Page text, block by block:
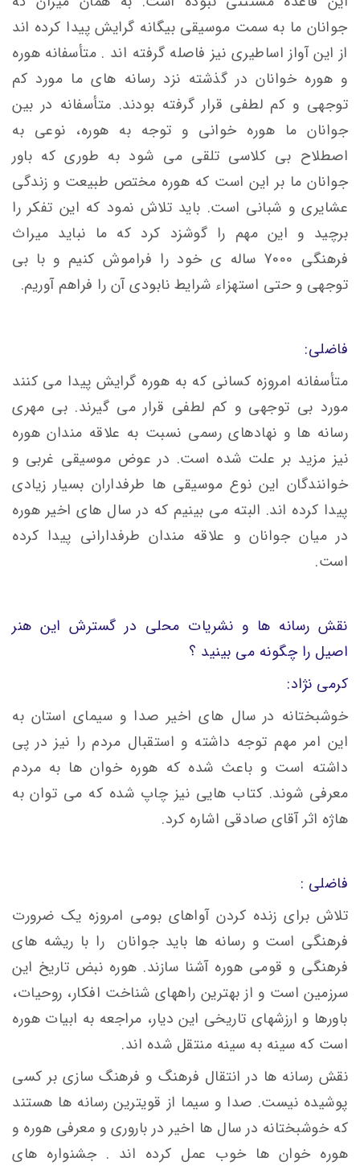
جوانان ما به سمت موسیقی بیگانه گرایش پیدا کرده اند
از این آواز اساطیری نیز فاصله گرفته اند . متأسفانه هوره
و هوره خوانان در گذشته نزد رسانه های ما مورد کم
توجهی و کم لطفی قرار گرفته بودند. متأسفانه در بین
جوانان ما هوره خوانی و توجه به هوره، نوعی به
اصطلاح بی کلاسی تلقی می شود به طوری که باور
جوانان ما بر این است که هوره مختص طبیعت و زندگی
عشایری و شبانی است. باید تلاش نمود که این تفکر را
برچید و این مهم را گوشزد کرد که ما نباید میراث
فرهنگی 7000 ساله ی خود را فراموش کنیم و با بی
توجهی و حتی استهزاء شرایط نابودی آن را فراهم آوریم.
فاضلی:
متأسفانه امروزه کسانی که به هوره گرایش پیدا می کنند
مورد بی توجهی و کم لطفی قرار می گیرند. بی مهری
رسانه ها و نهادهای رسمی نسبت به علاقه مندان هوره
نیز مزید بر علت شده است. در عوض موسیقی غربی و
خوانندگان این نوع موسیقی ها طرفداران بسیار زیادی
پیدا کرده اند. البته می بینیم که در سال های اخیر هوره
در میان جوانان و علاقه مندان طرفدارانی پیدا کرده
است.
نقش رسانه ها و نشریات محلی در گسترش این هنر
اصیل را چگونه می بینید ؟
کرمی نژاد:
خوشبختانه در سال های اخیر صدا و سیمای استان به
این امر مهم توجه داشته و استقبال مردم را نیز در پی
داشته است و باعث شده که هوره خوان ها به مردم
معرفی شوند. کتاب هایی نیز چاپ شده که می توان به
هاژه اثر آقای صادقی اشاره کرد.
فاضلی :
تلاش برای زنده کردن آواهای بومی امروزه یک ضرورت
فرهنگی است و رسانه ها باید جوانان را با ریشه های
فرهنگی و قومی هوره آشنا سازند. هوره نبض تاریخ این
سرزمین است و از بهترین راههای شناخت افکار، روحیات،
باورها و ارزشهای تاریخی این دیار، مراجعه به ابیات هوره
است که سینه به سینه منتقل شده اند.
نقش رسانه ها در انتقال فرهنگ و فرهنگ سازی بر کسی
پوشیده نیست. صدا و سیما از قویترین رسانه ها هستند
که خوشبختانه در سال ها اخیر در باروری و معرفی هوره و
هوره خوان ها خوب عمل کرده اند . جشنواره های